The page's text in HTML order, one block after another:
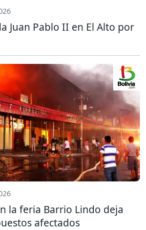
Juan Pablo II en El Alto por
la feria Barrio Lindo deja
afectados